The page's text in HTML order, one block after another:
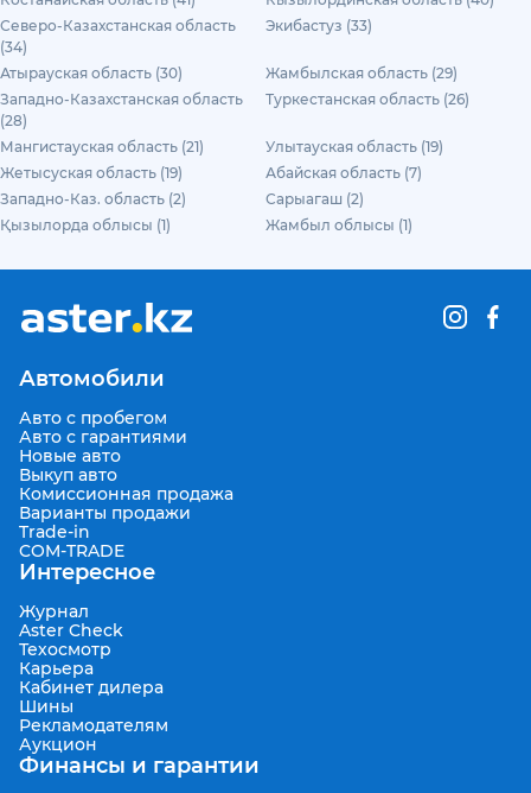
Северо-Казахстанская область
(34)
Экибастуз (33)
Атырауская область (30)
Жамбылская область (29)
Западно-Казахстанская область
(28)
Туркестанская область (26)
Мангистауская область (21)
Улытауская область (19)
Жетысуская область (19)
Абайская область (7)
Западно-Каз. область (2)
Сарыагаш (2)
Қызылорда облысы (1)
Жамбыл облысы (1)
Автомобили
Авто с пробегом
Авто с гарантиями
Новые авто
Выкуп авто
Комиссионная продажа
Варианты продажи
Trade-in
COM-TRADE
Интересное
Журнал
Aster Check
Техосмотр
Карьера
Кабинет дилера
Шины
Рекламодателям
Аукцион
Финансы и гарантии